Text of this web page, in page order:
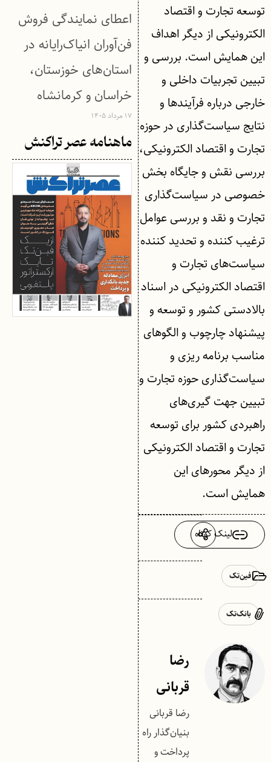
توسعه تجارت و اقتصاد
الکترونیکی از دیگر اهداف
این همایش است. بررسی و
تبیین تجربیات داخلی و
خارجی درباره فرآیند‌ها و
نتایج سیاست‌گذاری در حوزه
تجارت و اقتصاد الکترونیکی،
بررسی نقش و جایگاه بخش
خصوصی در سیاست‌گذاری
تجارت و نقد و بررسی عوامل
ترغیب کننده و تحدید کننده
سیاست‌های تجارت و
اقتصاد الکترونیکی در اسناد
بالادستی کشور و توسعه و
پیشنهاد چارچوب و الگوهای
مناسب برنامه ریزی و
سیاست‌گذاری حوزه تجارت و
تبیین جهت گیری‌های
راهبردی کشور برای توسعه
تجارت و اقتصاد الکترونیکی
از دیگر محورهای این
همایش است.
لینک کوتاه
فین‌تک
بانک‌تک
رضا
قربانی
رضا قربانی
بنیان‌گذار راه
پرداخت و
اعطای نمایندگی فروش
فن‌آوران انیاک‌رایانه در
استان‌های خوزستان،
خراسان و کرمانشاه
۱۷ مرداد ۱۴۰۵
ماهنامه عصر تراکنش